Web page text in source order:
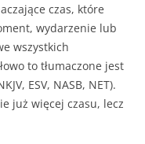
czas, które
wydarzenie lub
wszystkich
to tłumaczone jest
ESV, NASB, NET).
już więcej czasu, lecz